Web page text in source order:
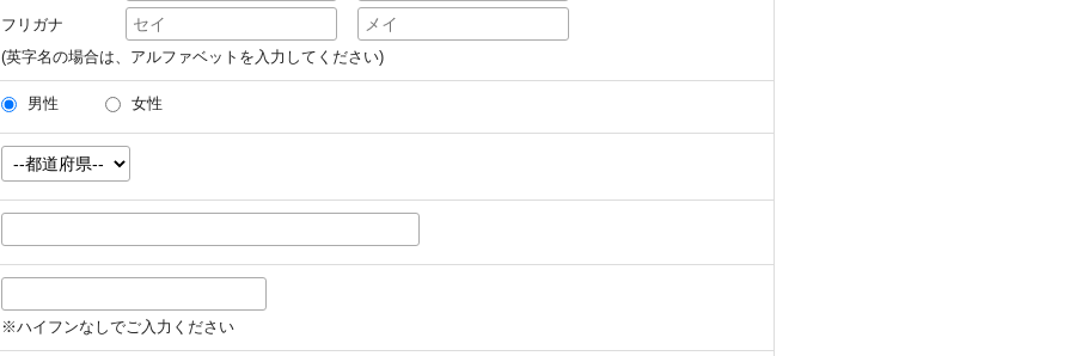
フリガナ
(英字名の場合は、アルファベットを入力してください)
男性 女性
※ハイフンなしでご入力ください